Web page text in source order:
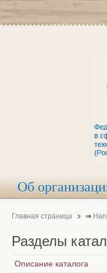
Об
Главная страница ⇒
Разделы
Описание каталога